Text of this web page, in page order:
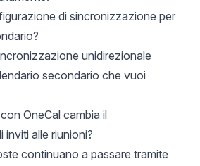
di sincronizzazione per
unidirezionale
secondario che vuoi
OneCal cambia il
alle riunioni?
continuano a passare tramite